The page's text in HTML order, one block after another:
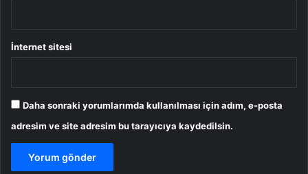
İnternet sitesi
Daha sonraki yorumlarımda kullanılması için adım, e-posta
adresim ve site adresim bu tarayıcıya kaydedilsin.